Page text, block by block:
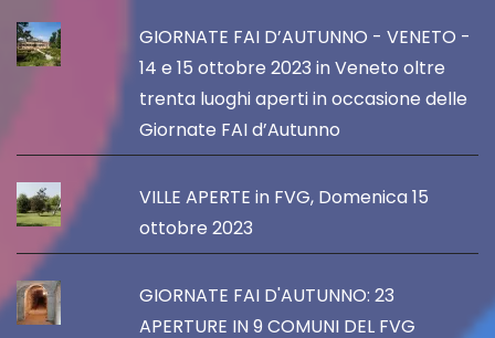
GIORNATE FAI D’AUTUNNO - VENETO -
14 e 15 ottobre 2023 in Veneto oltre
trenta luoghi aperti in occasione delle
Giornate FAI d’Autunno
VILLE APERTE in FVG, Domenica 15
ottobre 2023
GIORNATE FAI D'AUTUNNO: 23
APERTURE IN 9 COMUNI DEL FVG